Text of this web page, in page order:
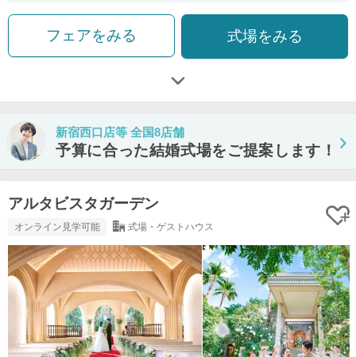
フェアをみる 式場をみる
新宿西口店等 全国8店舗
予算に合った結婚式場をご提案します！
アルタビスタガーデン
オンライン見学可能 式場・ゲストハウス